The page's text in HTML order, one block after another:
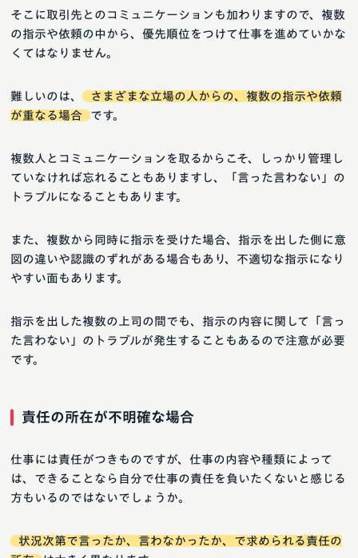
そこに取引先とのコミュニケーションも加わりますので、複数
の指示や依頼の中から、優先順位をつけて仕事を進めていかな
くてはなりません。
難しいのは、
さまざまな立場の人からの、複数の指示や依頼
が重なる場合
です。
複数人とコミュニケーションを取るからこそ、しっかり管理し
ていなければ忘れることもありますし、「言った言わない」の
トラブルになることもあります。
また、複数から同時に指示を受けた場合、指示を出した側に意
図の違いや認識のずれがある場合もあり、不適切な指示になり
やすい面もあります。
指示を出した複数の上司の間でも、指示の内容に関して「言っ
た言わない」のトラブルが発生することもあるので注意が必要
です。
責任の所在が不明確な場合
仕事には責任がつきものですが、仕事の内容や種類によって
は、できることなら自分で仕事の責任を負いたくないと感じる
方もいるのではないでしょうか。
状況次第で言ったか、言わなかったか、で求められる責任の